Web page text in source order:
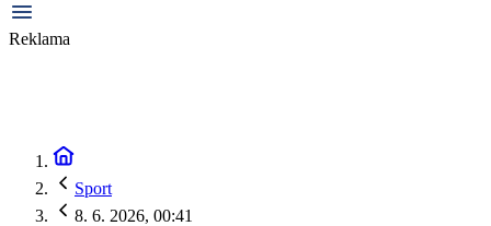
Reklama
Sport
8. 6. 2026, 00:41